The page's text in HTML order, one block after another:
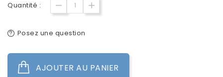
Quantité :
Posez une question
AJOUTER AU PANIER